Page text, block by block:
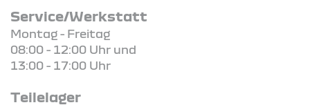
Service/Werkstatt
Montag - Freitag
08:00 - 12:00 Uhr und
13:00 - 17:00 Uhr
Teilelager